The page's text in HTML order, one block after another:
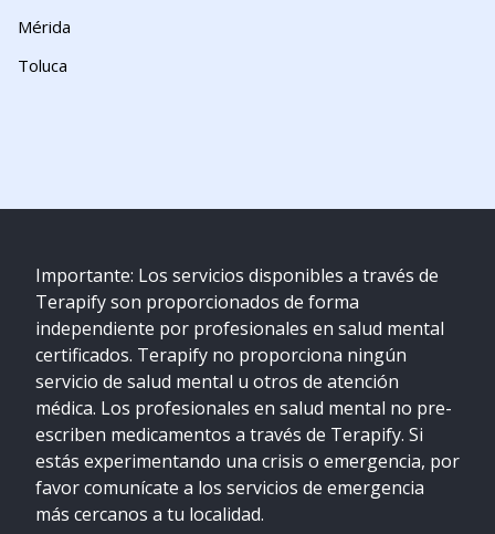
Mérida
Toluca
Importante: Los servicios disponibles a través de
Terapify son proporcionados de forma
independiente por profesionales en salud mental
certificados. Terapify no proporciona ningún
servicio de salud mental u otros de atención
médica. Los profesionales en salud mental no pre-
escriben medicamentos a través de Terapify. Si
estás experimentando una crisis o emergencia, por
favor comunícate a los servicios de emergencia
más cercanos a tu localidad.